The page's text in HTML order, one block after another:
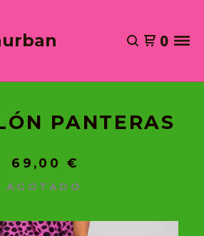
0
PANTERAS
69,00 €
AGOTADO